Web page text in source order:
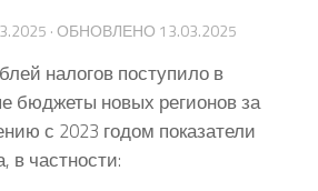
· ОБНОВЛЕНО 13.03.2025
налогов поступило в
бюджеты новых регионов за
с 2023 годом показатели
в частности: